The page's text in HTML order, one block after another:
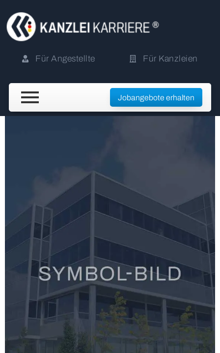
Für Angestellte Für Kanzleien
Jobangebote erhalten